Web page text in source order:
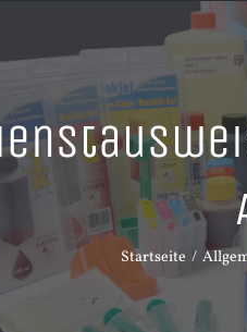
Startseite